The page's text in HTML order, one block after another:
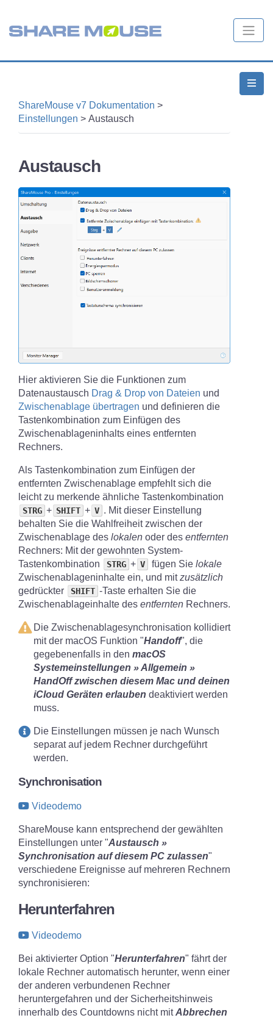
ShareMouse v7 Dokumentation >
Einstellungen > Austausch
Austausch
Hier aktivieren Sie die Funktionen zum
Datenaustausch Drag & Drop von Dateien und
Zwischenablage übertragen und definieren die
Tastenkombination zum Einfügen des
Zwischenablageninhalts eines entfernten
Rechners.
Als Tastenkombination zum Einfügen der
entfernten Zwischenablage empfehlt sich die
leicht zu merkende ähnliche Tastenkombination
STRG + SHIFT + V . Mit dieser Einstellung
behalten Sie die Wahlfreiheit zwischen der
Zwischenablage des lokalen oder des entfernten
Rechners: Mit der gewohnten System-
Tastenkombination
STRG + V fügen Sie lokale
Zwischenablageninhalte ein, und mitzusätzlich
gedrückter
SHIFT -Taste erhalten Sie die
Zwischenablageinhalte des entfernten Rechners.
Die Zwischenablagesynchronisation kollidiert
mit der macOS Funktion "Handoff", die
gegebenenfalls in den macOS
Systemeinstellungen » Allgemein »
HandOff zwischen diesem Mac und deinen
iCloud Geräten erlauben deaktiviert werden
muss.
Die Einstellungen müssen je nach Wunsch
separat auf jedem Rechner durchgeführt
werden.
Synchronisation
Videodemo
ShareMouse kann entsprechend der gewählten
Einstellungen unter "Austausch »
Synchronisation auf diesem PC zulassen"
verschiedene Ereignisse auf mehreren Rechnern
synchronisieren:
Herunterfahren
Videodemo
Bei aktivierter Option "Herunterfahren" fährt der
lokale Rechner automatisch herunter, wenn einer
der anderen verbundenen Rechner
heruntergefahren und der Sicherheitshinweis
innerhalb des Countdowns nicht mitAbbrechen